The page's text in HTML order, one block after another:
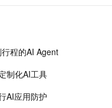
台、PAI-DLC云原生AI基础平
练，百余落地场景，全面提升
程的AI Agent
制化AI工具
AI应用防护